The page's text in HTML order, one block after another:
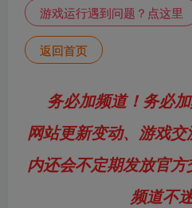
游戏运行遇到问题？点这里
返回首页
务必加频道！务必
网站更新变动、游戏
内还会不定期发放官
频道不